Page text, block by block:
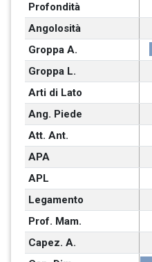
Profondità
Angolosità
Groppa A.
Groppa L.
Arti di Lato
Ang. Piede
Att. Ant.
APA
APL
Legamento
Prof. Mam.
Capez. A.